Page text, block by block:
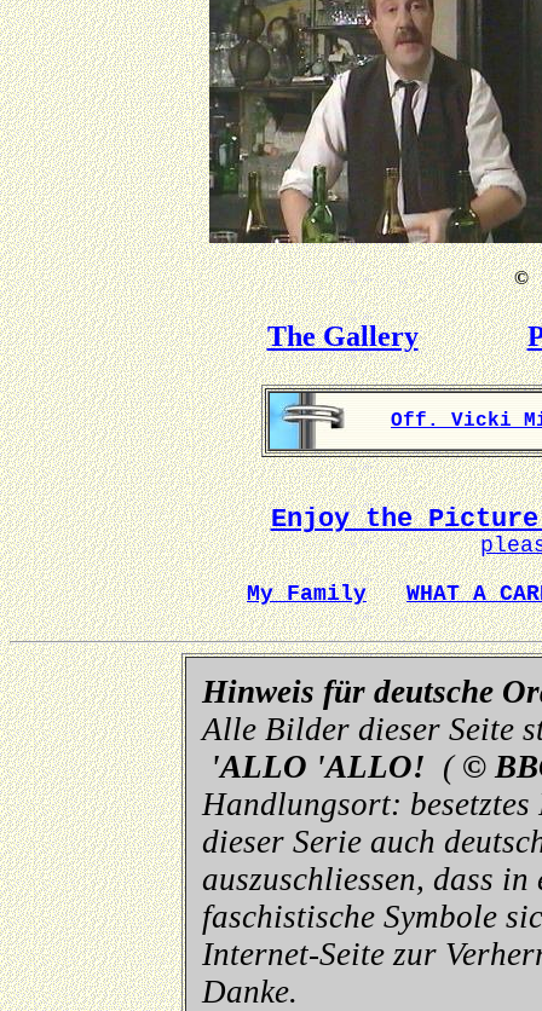
©
The Gallery
Off. Vicki
Enjoy the Picture
My Family
WHAT A
Hinweis für deutsche
Alle Bilder dieser Seite
'ALLO 'ALLO! ( ©
Handlungsort:
dieser Serie auch
auszuschliessen, dass in
faschistische Symbole
Internet-Seite zur
Danke.